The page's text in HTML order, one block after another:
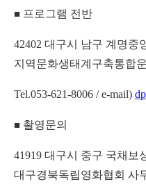
■ 프로그램 전반
42402 대구시 남구 계명중
지역문화생태계구축통합
Tel.053-621-8006 / e-mail)
■ 촬영문의
41919 대구시 중구 국채보
대구경북독립영화협회 사